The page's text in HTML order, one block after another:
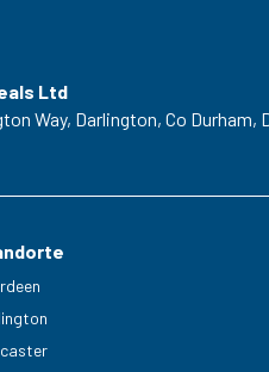
Ltd
Way, Darlington, Co Durham,